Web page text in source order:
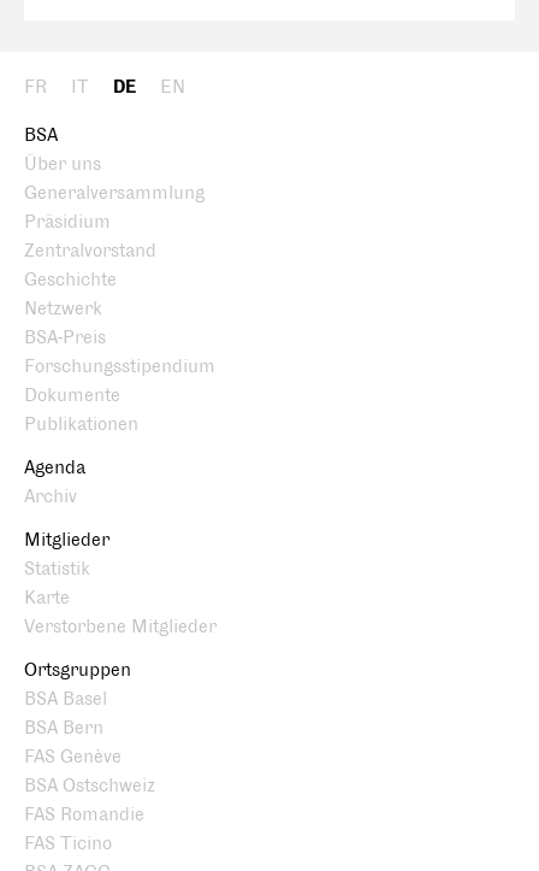
FR IT DE EN
BSA
Über uns
Generalversammlung
Präsidium
Zentralvorstand
Geschichte
Netzwerk
BSA-Preis
Forschungsstipendium
Dokumente
Publikationen
Agenda
Archiv
Mitglieder
Statistik
Karte
Verstorbene Mitglieder
Ortsgruppen
BSA Basel
BSA Bern
FAS Genève
BSA Ostschweiz
FAS Romandie
FAS Ticino